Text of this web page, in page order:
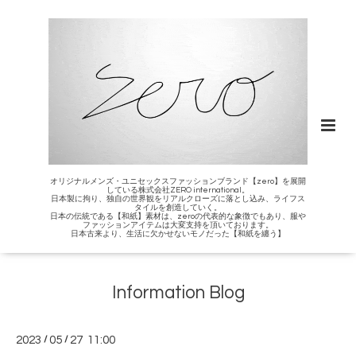
オリジナルメンズ・ユニセックスファッションブランド【zero】を展開
している株式会社ZERO international。
日本製に拘り、独自の世界観をリアルクローズに落とし込み、ライフス
タイルを創造していく。
日本の伝統である【和紙】素材は、zeroの代表的な象徴でもあり、服や
ファッションアイテムは大変支持を頂いております。
日本古来より、生活に欠かせないモノだった【和紙を纏う】
Information Blog
2023 /05 / 27 11:00